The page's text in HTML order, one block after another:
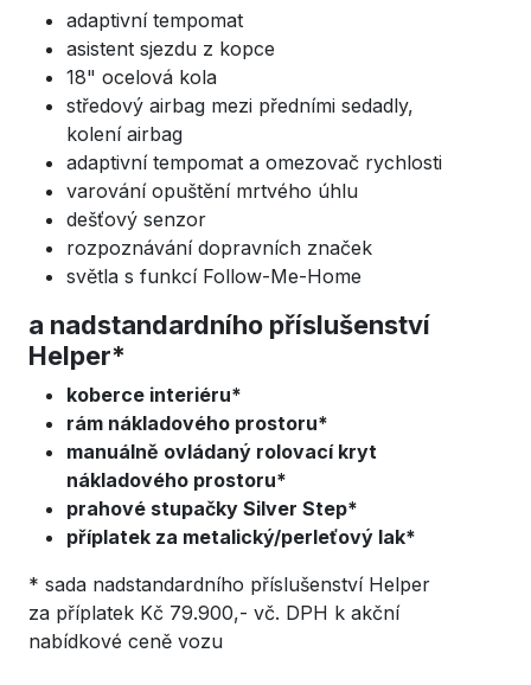
adaptivní tempomat
asistent sjezdu z kopce
18" ocelová kola
středový airbag mezi předními sedadly,
kolení airbag
adaptivní tempomat a omezovač rychlosti
varování opuštění mrtvého úhlu
dešťový senzor
rozpoznávání dopravních značek
světla s funkcí Follow-Me-Home
a nadstandardního příslušenství
Helper*
koberce interiéru*
rám nákladového prostoru*
manuálně ovládaný rolovací kryt
nákladového prostoru*
prahové stupačky Silver Step*
příplatek za metalický/perleťový lak*
* sada nadstandardního příslušenství Helper
za příplatek Kč 79.900,- vč. DPH k akční
nabídkové ceně vozu